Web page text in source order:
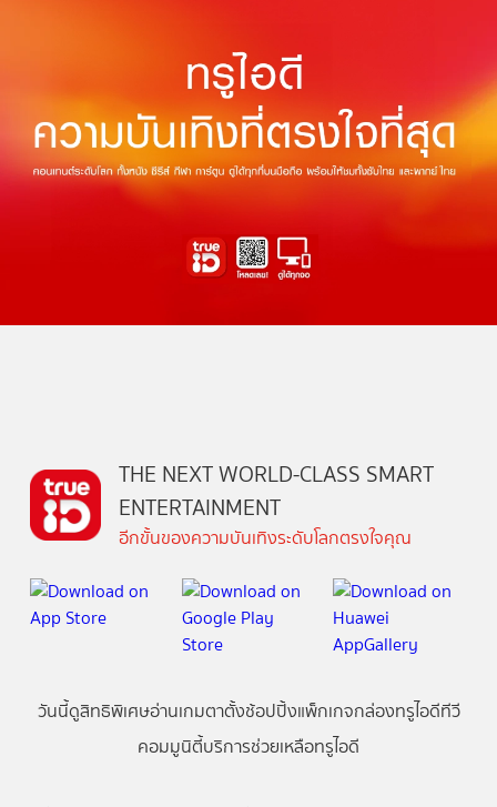
THE NEXT WORLD-CLASS SMART
ENTERTAINMENT
อีกขั้นของความบันเทิงระดับโลกตรงใจคุณ
วันนี้ดูสิทธิพิเศษอ่านเกมตาตั้งช้อปปิ้งแพ็กเกจกล่องทรูไอดีทีวี
คอมมูนิตี้บริการช่วยเหลือทรูไอดี